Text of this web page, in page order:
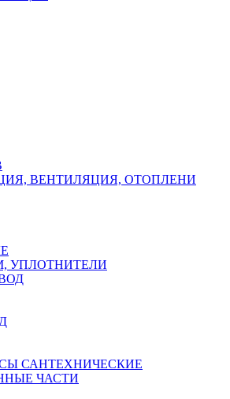
ВЕНТИЛЯЦИЯ, ОТОПЛЕНИ
УПЛОТНИТЕЛИ
САНТЕХНИЧЕСКИЕ
ЧАСТИ